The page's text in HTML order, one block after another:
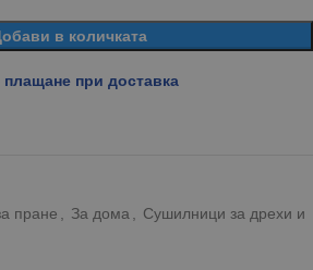
в количката
плащане при доставка
пране , За дома, Сушилници за дрехи и